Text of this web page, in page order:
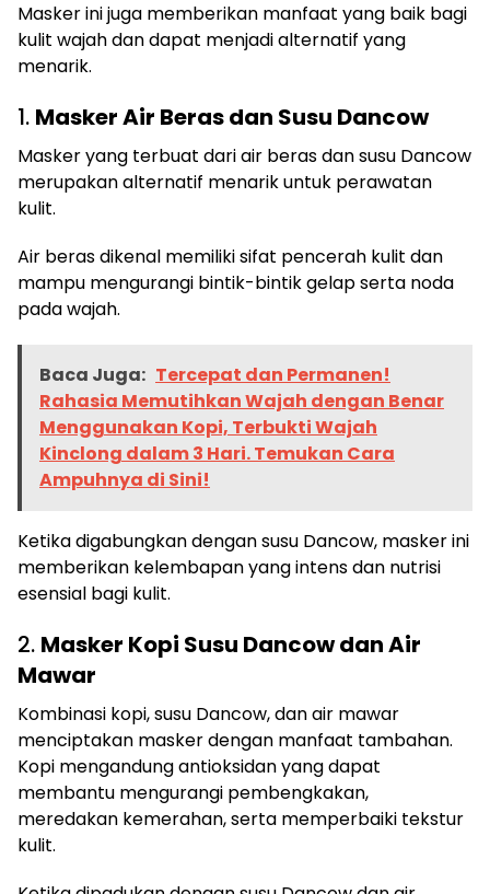
Masker ini juga memberikan manfaat yang baik bagi
kulit wajah dan dapat menjadi alternatif yang
menarik.
1. Masker Air Beras dan Susu Dancow
Masker yang terbuat dari air beras dan susu Dancow
merupakan alternatif menarik untuk perawatan
kulit.
Air beras dikenal memiliki sifat pencerah kulit dan
mampu mengurangi bintik-bintik gelap serta noda
pada wajah.
Baca Juga: Tercepat dan Permanen!
Rahasia Memutihkan Wajah dengan Benar
Menggunakan Kopi, Terbukti Wajah
Kinclong dalam 3 Hari. Temukan Cara
Ampuhnya di Sini!
Ketika digabungkan dengan susu Dancow, masker ini
memberikan kelembapan yang intens dan nutrisi
esensial bagi kulit.
2. Masker Kopi Susu Dancow dan Air
Mawar
Kombinasi kopi, susu Dancow, dan air mawar
menciptakan masker dengan manfaat tambahan.
Kopi mengandung antioksidan yang dapat
membantu mengurangi pembengkakan,
meredakan kemerahan, serta memperbaiki tekstur
kulit.